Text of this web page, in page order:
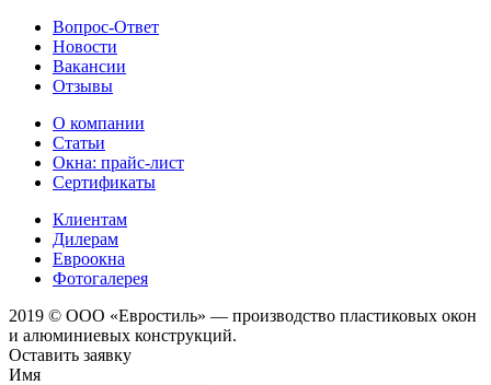
Вопрос-Ответ
Новости
Вакансии
Отзывы
О компании
Статьи
Окна: прайс-лист
Сертификаты
Клиентам
Дилерам
Евроокна
Фотогалерея
2019 © ООО «Евростиль» — производство пластиковых окон
и алюминиевых конструкций.
Оставить заявку
Имя